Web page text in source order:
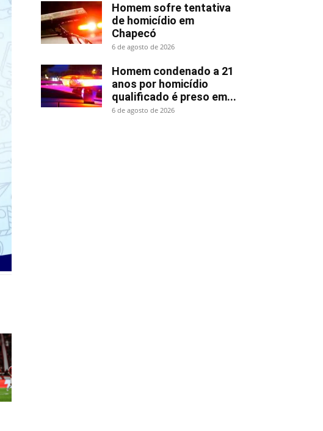
Homem sofre tentativa
de homicídio em
Chapecó
6 de agosto de 2026
Homem condenado a 21
anos por homicídio
qualificado é preso em...
6 de agosto de 2026